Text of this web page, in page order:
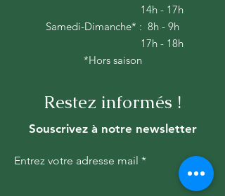
14h - 17h
Samedi-Dimanche* : 8h - 9h
17h - 18h
*Hors saison
Restez informés !
Souscrivez à notre newsletter
Entrez votre adresse mail